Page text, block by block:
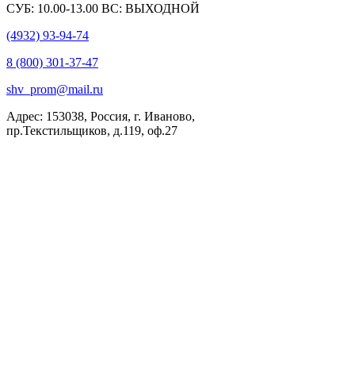
СУБ: 10.00-13.00 ВС: ВЫХОДНОЙ
(4932) 93-94-74
8 (800) 301-37-47
shv_prom@mail.ru
Адрес: 153038, Россия, г. Иваново,
пр.Текстильщиков, д.119, оф.27